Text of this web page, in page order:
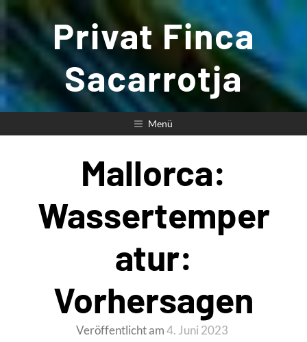
Inhalt
springen
Privat Finca
Sacarrotja
Menü
Mallorca:
Wassertemper
Atur:
Vorhersagen
Veröffentlicht am4. Juni 2023